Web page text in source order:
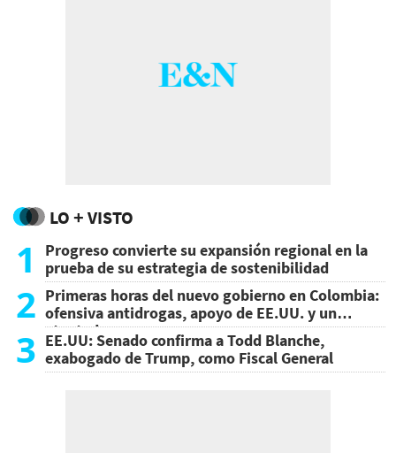
LO + VISTO
1
Progreso convierte su expansión regional en la
prueba de su estrategia de sostenibilidad
2 Primeras horas del nuevo gobierno en Colombia:
ofensiva antidrogas, apoyo de EE.UU. y un
atentado
3 EE.UU: Senado confirma a Todd Blanche,
exabogado de Trump, como Fiscal General